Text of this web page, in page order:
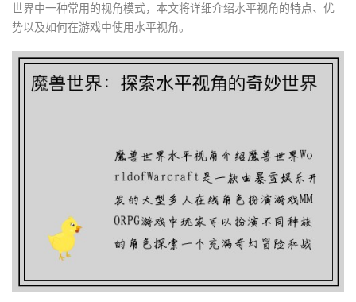
世界中一种常用的视角模式，本文将详细介绍水平视角的特点、优
势以及如何在游戏中使用水平视角。